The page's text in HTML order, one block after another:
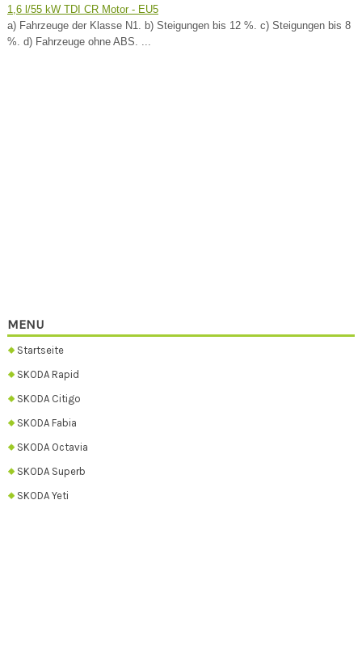
1,6 l/55 kW TDI CR Motor - EU5
a) Fahrzeuge der Klasse N1. b) Steigungen bis 12 %. c) Steigungen bis 8
%. d) Fahrzeuge ohne ABS. ...
MENU
Startseite
SKODA Rapid
SKODA Citigo
SKODA Fabia
SKODA Octavia
SKODA Superb
SKODA Yeti